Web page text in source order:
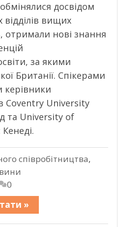
досвідом
вищих
отримали нові знання
за якими
Британії. Спікерами
керівники
Coventry University
та University of
співробітництва,
0
»